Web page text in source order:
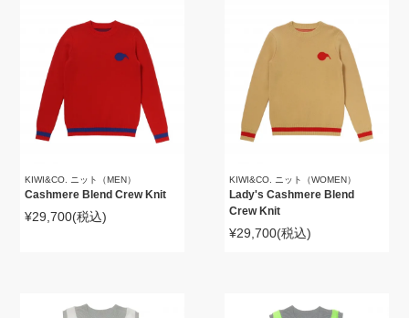
KIWI&CO. ニット（MEN）
Cashmere Blend Crew Knit
¥29,700(税込)
KIWI&CO. ニット（WOMEN）
Lady's Cashmere Blend
Crew Knit
¥29,700(税込)